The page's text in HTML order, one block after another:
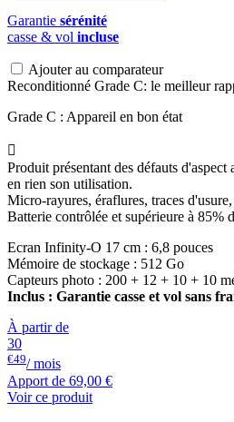
Garantie sérénité
casse & vol incluse
Ajouter au comparateur
Reconditionné Grade C: le meilleur
Grade C : Appareil en bon état

Produit présentant des défauts d'aspect
en rien son utilisation.
Micro-rayures, éraflures, traces
Batterie contrôlée et supérieure à 85%
Ecran Infinity-O 17 cm : 6,8 pouces
Mémoire de stockage : 512 Go
Capteurs photo : 200 + 12 + 10 + 10
Inclus : Garantie casse et vol sans
À partir de
30
€49/ mois
Apport de 69,00 €
Voir ce produit